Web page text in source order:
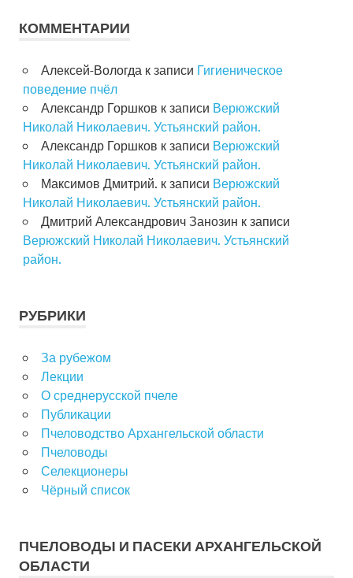
КОММЕНТАРИИ
Алексей-Вологда к записи Гигиеническое
поведение пчёл
Александр Горшков к записи Верюжский
Николай Николаевич. Устьянский район.
Александр Горшков к записи Верюжский
Николай Николаевич. Устьянский район.
Максимов Дмитрий. к записи Верюжский
Николай Николаевич. Устьянский район.
Дмитрий Александрович Занозин к записи
Верюжский Николай Николаевич. Устьянский
район.
РУБРИКИ
За рубежом
Лекции
О среднерусской пчеле
Публикации
Пчеловодство Архангельской области
Пчеловоды
Селекционеры
Чёрный список
ПЧЕЛОВОДЫ И ПАСЕКИ АРХАНГЕЛЬСКОЙ
ОБЛАСТИ